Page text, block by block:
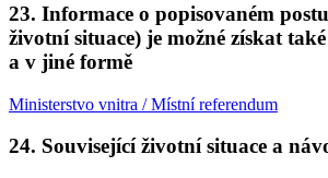
23. Informace o popisovaném
životní situace) je možné získat
a v jiné formě
Ministerstvo vnitra / Místní referendum
24. Související životní situace a